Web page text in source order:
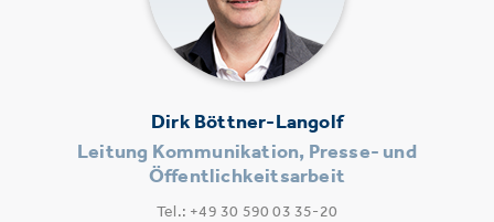
Dirk Böttner-Langolf
Leitung Kommunikation, Presse- und
Öffentlichkeitsarbeit
Tel.: +49 30 590 03 35-20